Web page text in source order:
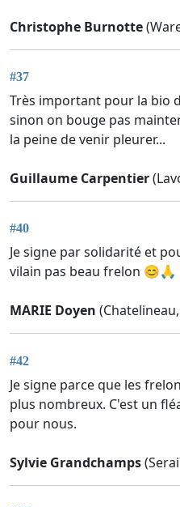
Christophe Burnotte
#37
Très important pour la bio
sinon on bouge pas
la peine de venir pleurer...
Guillaume Carpentier
#40
Je signe par solidarité et
vilain pas beau frelon 😊🙏
MARIE Doyen
#42
Je signe parce que les
plus nombreux. C'est un
pour nous.
Sylvie Grandchamps